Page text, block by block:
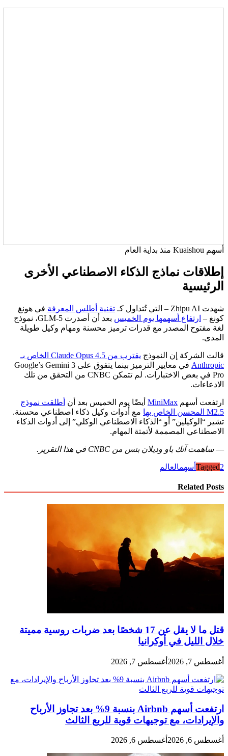
أسهم Kuaishou منذ بداية العام
إطلاقات نماذج الذكاء الاصطناعي الأخرى
الرئيسية
شهدت Zhipu AI – التي تُتداول كـ تقنية أطلس المعرفة في هونغ
كونغ – ارتفاع أسهمها يوم الخميس
بعد أن أصدرت GLM-5، نموذج
لغة مفتوح المصدر مع قدرات ترميز محسنة ومهام وكيل طويلة
المدى.
قالت الشركة إن النموذج
يقترب من Claude Opus 4.5 الخاص بـ
Anthropic
في معايير الترميز بينما يتفوق على Google’s Gemini 3
Pro في بعض الاختبارات. لم تتمكن CNBC من التحقق من تلك
الادعاءات.
ارتفعت أسهم MiniMax أيضًا يوم الخميس بعد أن أطلقت نموذج
M2.5 المحسن الخاص بها
مع أدوات وكيل ذكاء اصطناعي محسنة.
تشير “الوكيلين” أو “الذكاء الاصطناعي الوكلي” إلى أدوات الذكاء
الاصطناعي المصممة لأتمتة المهام.
—ساهمت آنك باو وديلان بتس من CNBC في هذا التقرير.
Tagged2 أسهمالعالم
Related Posts
قتل ما لا يقل عن 17 شخصًا بعد ضربات روسية مميتة
خلال الليل في أوكرانيا
أغسطس 7, 2026 أغسطس 7, 2026
ارتفعت أسهم Airbnb بنسبة 9% بعد تجاوز الأرباح
والإيرادات، مع توجيهات قوية للربع الثالث
أغسطس 6, 2026 أغسطس 6, 2026